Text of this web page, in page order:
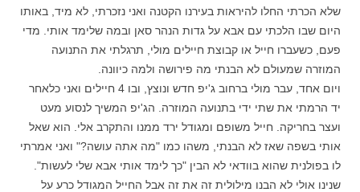
שלא הכרתי החלו להיראות בעירנו הקטנה ואני נזכרתי, לא מיד, באותו
היום שבו הלכתי עם אבא על גדות הנהר סאן ובמה שלימד אותי. מדי
פעם, כשעברו חייל או קבוצת חיילים מולי, תרגלתי את התנועה
המוזרה שמעולם לא הבנתי מה פירושה ולמה כיוונה.
ויום אחד, עבר מולי ברחוב ג'יפ חדש ונוצץ, ובו 4 חיילים ואני כלאחר
יד הרמתי את שתי ידי בתנועה המוזרה. הג'יפ המשיך לנסוע מעט
ועצר בחריקה. חייל משופם ומגודל ירד ממנו והתקרב אלי. הוא שאל
אותי בשפה שאז לא הבנתי, משהו כמו "מה אתה עושה?" ואני אמרתי
לו בפולנית שהוא בוודאי לא הבין "כך לימד אותי אבא שלי לעשות".
שנינו אולי לא הבנו מילולית זה את זה אבל החייל המגודל כרע על